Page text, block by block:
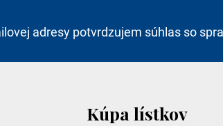
adresy potvrdzujem súhlas so
Kúpa lístkov